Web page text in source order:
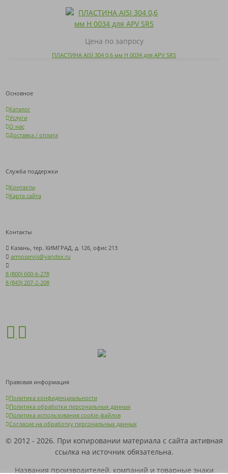
Цена по запросу
ПЛАСТИНА AISI 304 0,6 мм H 0034 для APV SR5
Основное
Каталог
Услуги
О нас
Доставка / оплата
Служба поддержки
Контакты
Карта сайта
Контакты
Казань, тер. ХИМГРАД, д. 126, офис 213
armoservis@yandex.ru
8 (800) 600-6-278
8 (843) 207-2-208
Правовая информация
Политика конфиденциальности
Политика обработки персональных данных
Политика использования cookie-файлов
Согласие на обработку персональных данных
© 2012 - 2026. При копировании материала с сайта активная
ссылка на источник обязательна.
Названия производителей, компаний и товарные знаки